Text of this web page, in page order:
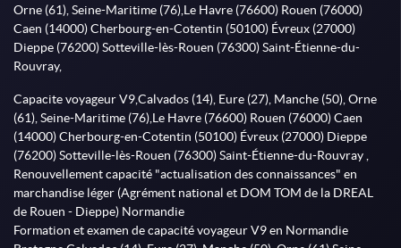
Orne (61), Seine-Maritime (76),Le Havre (76600) Rouen (76000)
Caen (14000) Cherbourg-en-Cotentin (50100) Évreux (27000)
Dieppe (76200) Sotteville-lès-Rouen (76300) Saint-Étienne-du-
Rouvray,
Capacite voyageur V9,Calvados (14), Eure (27), Manche (50), Orne
(61), Seine-Maritime (76),Le Havre (76600) Rouen (76000) Caen
(14000) Cherbourg-en-Cotentin (50100) Évreux (27000) Dieppe
(76200) Sotteville-lès-Rouen (76300) Saint-Étienne-du-Rouvray ,
Renouvellement capacité "actualisation des connaissances" en
marchandise léger (Agrément national et DOM TOM de la DREAL
de Rouen - Dieppe) Normandie
Formation et examen de capacité voyageur V9 en Normandie